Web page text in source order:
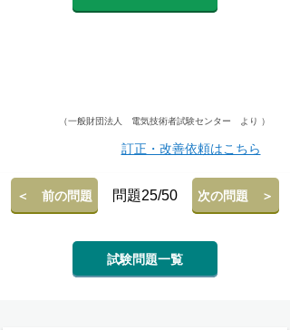
（一般財団法人 電気技術者試験センター より ）
訂正・改善依頼はこちら
＜ 前の問題 問題25/50 次の問題 ＞
試験問題一覧